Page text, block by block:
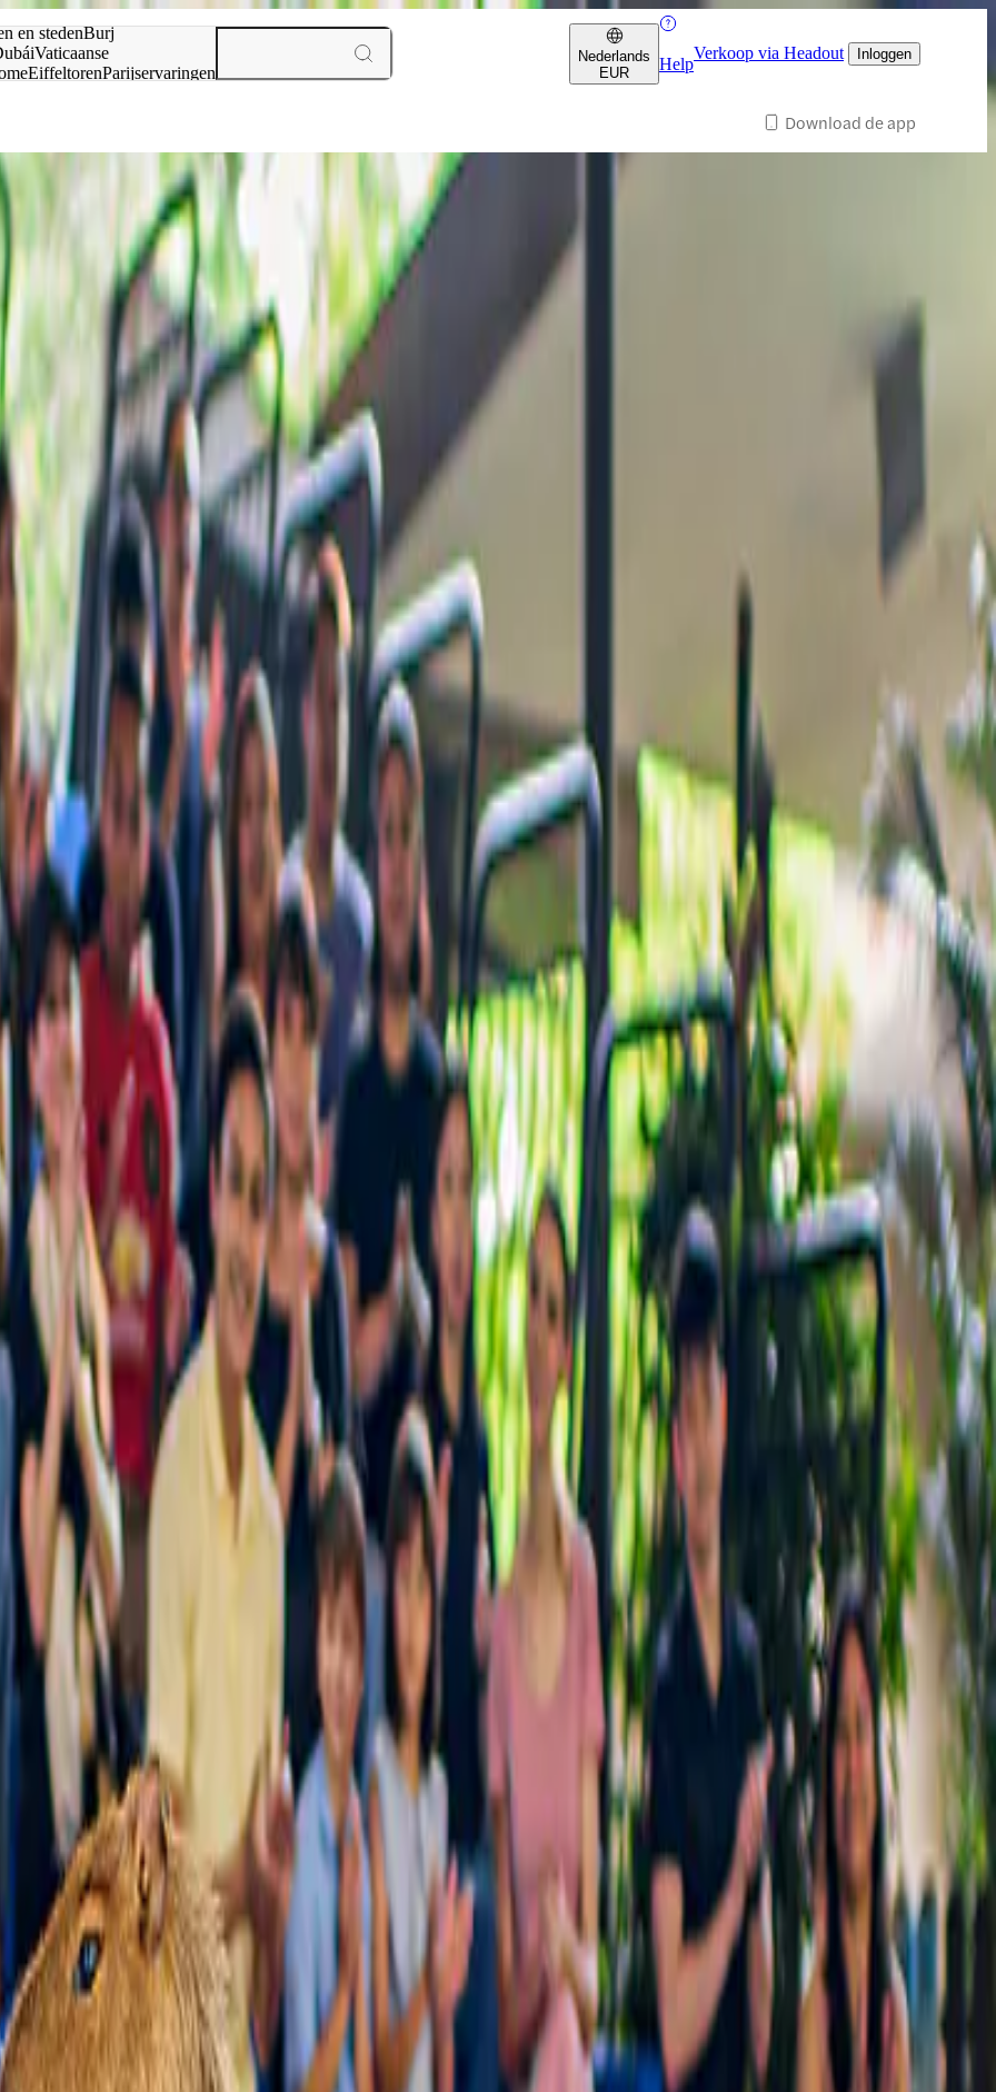
en stedenBurj
Vaticaanse
EiffeltorenParijservaringen
Nederlands
EUR
Help
Verkoop via Headout Inloggen
Download de app
mag missen, met zorg voor jou samengesteld.